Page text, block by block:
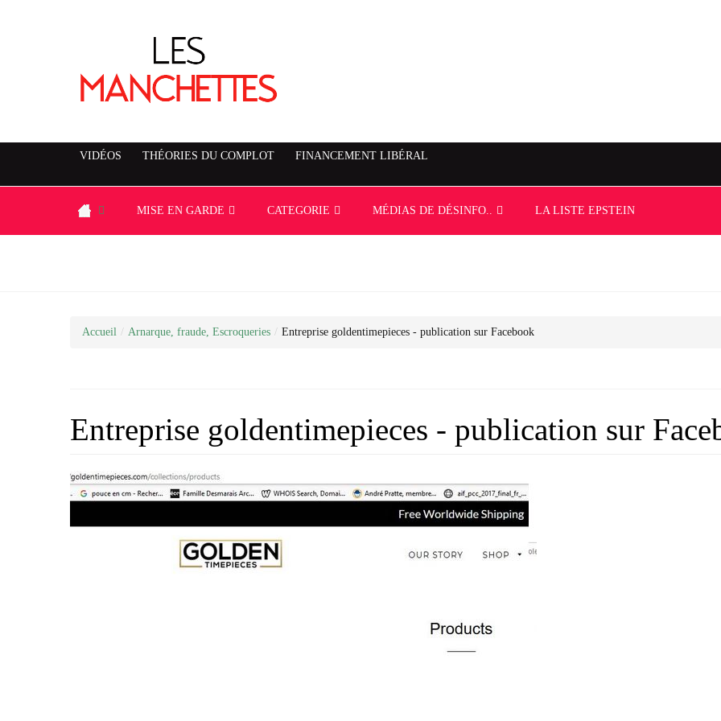
VIDÉOS THÉORIES DU COMPLOT FINANCEMENT LIBÉRAL
MISE EN GARDE CATEGORIE MÉDIAS DE DÉSINFO.. LA LISTE EPSTEIN
Accueil / Arnarque, fraude, Escroqueries / Entreprise goldentimepieces - publication sur Facebook
Entreprise goldentimepieces - publication sur